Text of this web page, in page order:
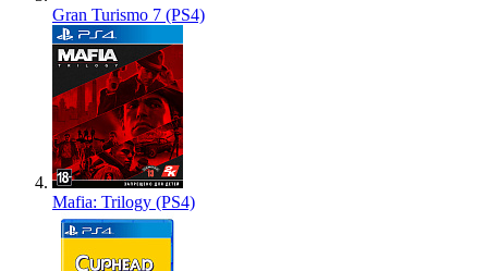
Gran Turismo 7 (PS4)
Mafia: Trilogy (PS4)